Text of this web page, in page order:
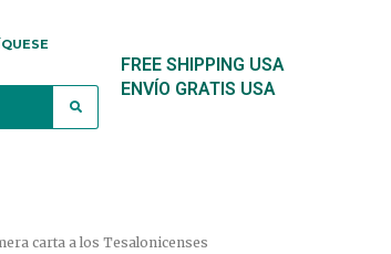
FREE SHIPPING USA
ENVÍO GRATIS USA
carta a los Tesalonicenses